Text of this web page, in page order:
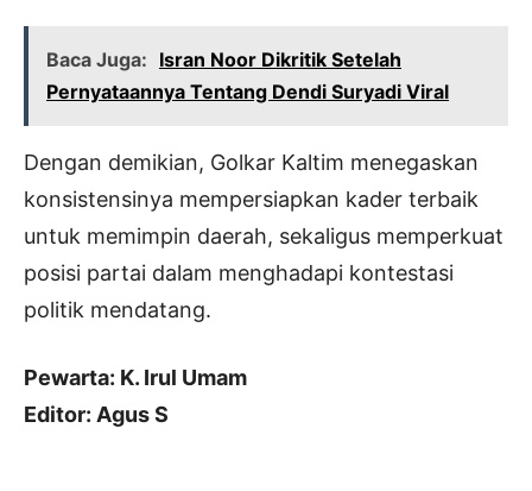
Baca Juga: Isran Noor Dikritik Setelah
Pernyataannya Tentang Dendi Suryadi Viral
Dengan demikian, Golkar Kaltim menegaskan
konsistensinya mempersiapkan kader terbaik
untuk memimpin daerah, sekaligus memperkuat
posisi partai dalam menghadapi kontestasi
politik mendatang.
Pewarta: K. Irul Umam
Editor: Agus S